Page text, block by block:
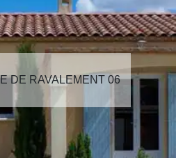
DE RAVALEMENT 06